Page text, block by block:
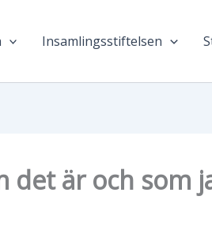
Insamlingsstiftelsen
det är och som